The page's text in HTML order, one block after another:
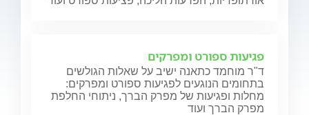
פגיעות ספורט ומפרקים
ד"ר מוחמד כתאנה ישיב על שאלות הגולשים
בתחומים הנוגעים לפגיעות ספורט ומפרקים:
מחלות ופגיעות של מפרק הברך, ניתוחי החלפת
מפרק הברך ועוד